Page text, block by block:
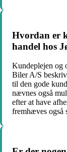
Hvordan er
handel hos
Kundeplejen og
Biler A/S
til den gode
nævnes også
efter at have
fremhæves også